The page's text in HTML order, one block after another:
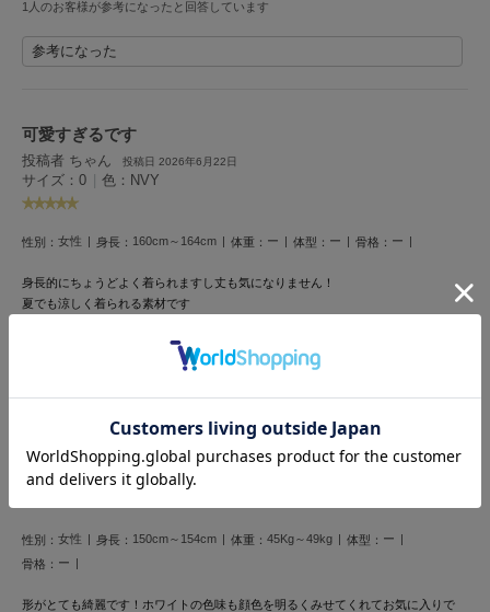
HUNTER
HOKA ONEONE
KEEN
キーン
ラート
le coq sportif
LeSportsac
レスポートサック
リリーブラウン
リリーブラウンランジェリー
1人のお客様が参考になったと回答しています
参考になった
可愛すぎるです
投稿者 ちゃん 投稿日 2026年6月22日
サイズ：0 | 色：NVY
性別： 女性 身長： 160cm～164cm 体重： ー 体型： ー 骨格： ー
身長的にちょうどよく着られますし丈も気になりません！
夏でも涼しく着られる素材です
かわいいです
投稿者 はな 投稿日 2026年6月20日
サイズ：0 | 色：WHT
性別： 女性 身長： 150cm～154cm 体重： 45Kg～49kg 体型： ー
骨格： ー
形がとても綺麗です！ホワイトの色味も顔色を明るくみせてくれてお気に入りで